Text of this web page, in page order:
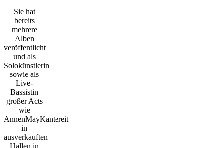
Sie hat
bereits
mehrere
Alben
veröffentlicht
und als
Solokünstlerin
sowie als
Live-
Bassistin
großer Acts
wie
AnnenMayKantereit
in
ausverkauften
Hallen in